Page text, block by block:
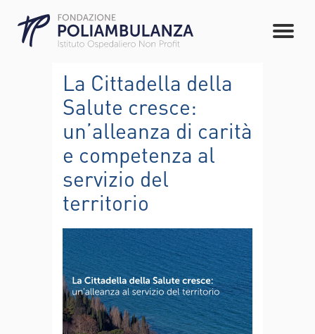
La Cittadella della
Salute cresce:
un’alleanza di carità
e competenza al
servizio del
territorio